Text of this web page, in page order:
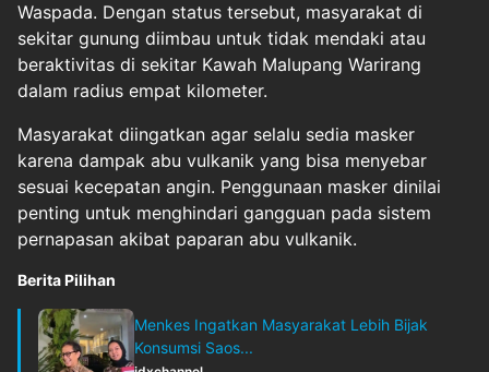
Waspada. Dengan status tersebut, masyarakat di
sekitar gunung diimbau untuk tidak mendaki atau
beraktivitas di sekitar Kawah Malupang Warirang
dalam radius empat kilometer.
Masyarakat diingatkan agar selalu sedia masker
karena dampak abu vulkanik yang bisa menyebar
sesuai kecepatan angin. Penggunaan masker dinilai
penting untuk menghindari gangguan pada sistem
pernapasan akibat paparan abu vulkanik.
Berita Pilihan
Menkes Ingatkan Masyarakat Lebih Bijak
Konsumsi Saos...